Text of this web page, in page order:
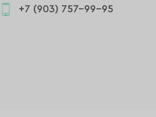
+7 (903) 757-99-95